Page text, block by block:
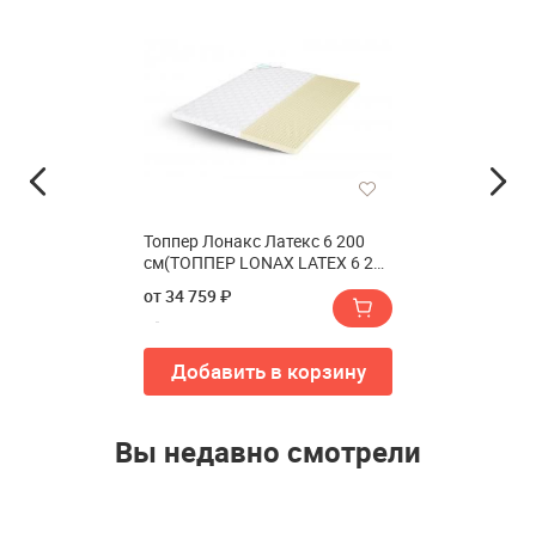
Топпер Лонакс Латекс 6 200
см(ТОППЕР LONAX LATEX 6 200
от 34 759 ₽
Добавить в корзину
Вы недавно смотрели